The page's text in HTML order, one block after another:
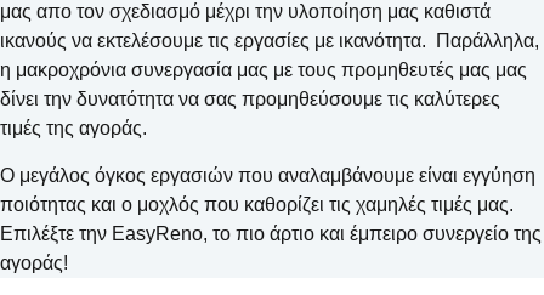
μας απο τον σχεδιασμό μέχρι την υλοποίηση μας καθιστά
ικανούς να εκτελέσουμε τις εργασίες με ικανότητα. Παράλληλα,
η μακροχρόνια συνεργασία μας με τους προμηθευτές μας μας
δίνει την δυνατότητα να σας προμηθεύσουμε τις καλύτερες
τιμές της αγοράς.
Ο μεγάλος όγκος εργασιών που αναλαμβάνουμε είναι εγγύηση
ποιότητας και ο μοχλός που καθορίζει τις χαμηλές τιμές μας.
Επιλέξτε την EasyReno, το πιο άρτιο και έμπειρο συνεργείο της
αγοράς!